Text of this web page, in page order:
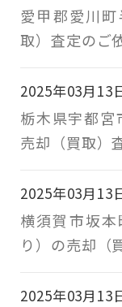
愛甲郡愛川
取）査定のご
2025年03月13
栃木県宇都
売却（買取）
2025年03月13
横須賀市坂
り）の売却（
2025年03月13